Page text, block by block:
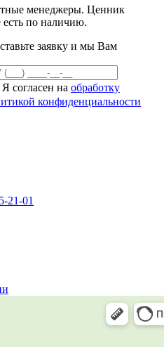
менеджеры. Ценник
по наличию.
заявку и мы Вам
Я согласен на обработку
конфиденциальности
21-01